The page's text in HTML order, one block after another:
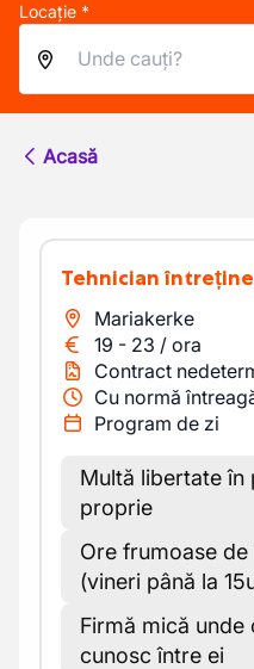
Locație *
Acasă
Tehnician
Mariakerke
19 - 23 / ora
Contract
Cu normă
Program de zi
Multă libertate în
proprie
Ore frumoase
(vineri până la
Firmă mică unde
cunosc între ei